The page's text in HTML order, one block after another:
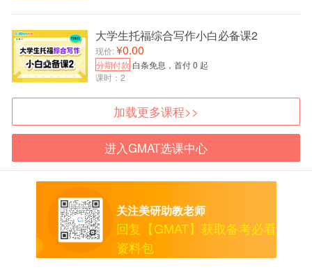
4 等待官方确认你的账户，需要48小时。账户确认
之后就可以选择日期地点报名GMAT考试了。
5 选择考试国家、省份、城市，页面会出现你可选
择的临近考点。
大学生托福综合写作小白必备课2
现价:¥0.00
分期付款 白条免息，首付 0 起
课时：2
加载更多课程>>
进入GMAT选课中心
关注美研助教老师
回复【GMAT】获取备考必看
资料包